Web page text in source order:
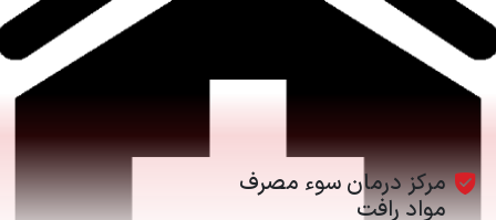
مرکز درمان سوء مصرف
مواد رافت